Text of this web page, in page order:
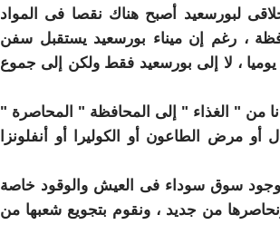
لبورسعيد
أصبح هناك نقصا فى المواد
، رغم إن ميناء بور سعيد يستقبل سفن
، لا إلى بورسعيد فقط ولكن إلى جموع
من " الغذاء " إلى المحافظة " المحاصرة "
أو مرض الطاعون أو الكوليرا أو أنفلونزا
وجود سوق سوداء فى العيش والوقود خاصة
من جديد ، ونقوم بتجويع شعبها من